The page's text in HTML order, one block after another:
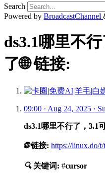
Search
Powered by BroadcastChannel
ds3.1哪里不
了🌐 链接:
09:00 · Aug 24, 2025 ·
ds3.1哪里不行了，3.1
🌐 链接: https://linux.do/
🔍 关键词: #cursor